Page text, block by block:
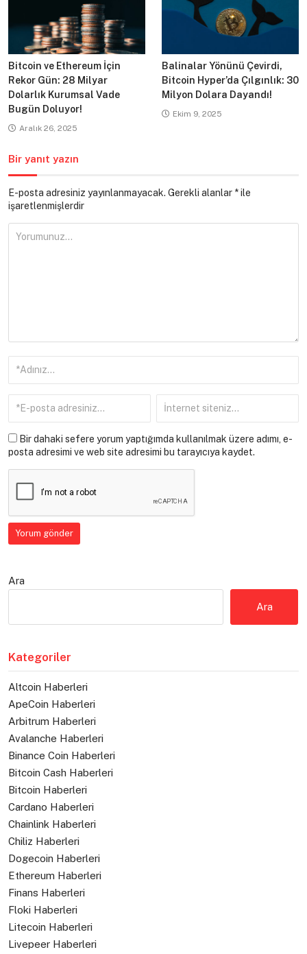
Bitcoin ve Ethereum İçin
Rekor Gün: 28 Milyar
Dolarlık Kurumsal Vade
Bugün Doluyor!
Aralık 26, 2025
Balinalar Yönünü Çevirdi,
Bitcoin Hyper’da Çılgınlık: 30
Milyon Dolara Dayandı!
Ekim 9, 2025
Bir yanıt yazın
E-posta adresiniz yayınlanmayacak. Gerekli alanlar *ile
işaretlenmişlerdir
Bir dahaki sefere yorum yaptığımda kullanılmak üzere adımı, e-
posta adresimi ve web site adresimi bu tarayıcıya kaydet.
Ara
Ara
Kategoriler
Altcoin Haberleri
ApeCoin Haberleri
Arbitrum Haberleri
Avalanche Haberleri
Binance Coin Haberleri
Bitcoin Cash Haberleri
Bitcoin Haberleri
Cardano Haberleri
Chainlink Haberleri
Chiliz Haberleri
Dogecoin Haberleri
Ethereum Haberleri
Finans Haberleri
Floki Haberleri
Litecoin Haberleri
Livepeer Haberleri